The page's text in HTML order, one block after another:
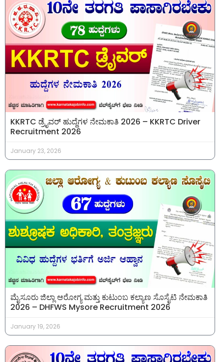
KKRTC ಡ್ರೈವರ್ ಹುದ್ದೆಗಳ ನೇಮಕಾತಿ 2026 – KKRTC Driver
Recruitment 2026
January 23, 2026
ಮೈಸೂರು ಜಿಲ್ಲಾ ಆರೋಗ್ಯ ಮತ್ತು ಕುಟುಂಬ ಕಲ್ಯಾಣ ಸೊಸೈಟಿ ನೇಮಕಾತಿ
2026 – DHFWS Mysore Recruitment 2026
January 19, 2026